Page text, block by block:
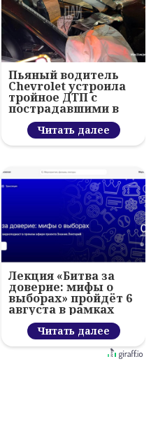
Пьяный водитель
Chevrolet устроила
тройное ДТП с
пострадавшими в
Пскове
Читать далее
Лекция «Битва за
доверие: мифы о
выборах» пройдёт 6
августа в рамках
проекта «Знание.
Лекторий»
Читать далее